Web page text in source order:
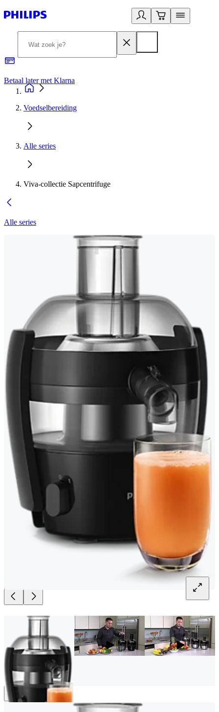
Betaal later met Klarna
Voedselbereiding
Alle series
Viva-collectie Sapcentrifuge
Alle series